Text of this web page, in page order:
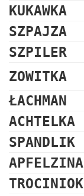
KUKAWKA
SZPAJZA
SZPILER
ZOWITKA
ŁACHMAN
ACHTELKA
SPANDLIK
APFELZINA
TROCINIOK